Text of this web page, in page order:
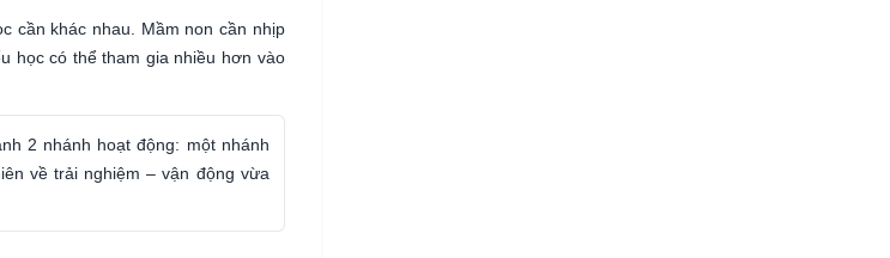
cần khác nhau. Mầm non cần nhịp
học có thể tham gia nhiều hơn vào
2 nhánh hoạt động: một nhánh
về trải nghiệm – vận động vừa